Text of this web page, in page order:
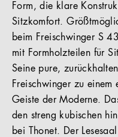
Form, die klare
Sitzkomfort.
beim Freischwinger S
mit Formholzteilen für
Seine pure,
Freischwinger zu einem
Geiste der Moderne.
den streng kubischen
bei Thonet. Der